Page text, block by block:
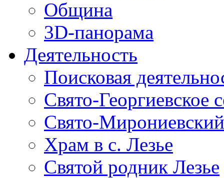
Община
3D-панорама
Деятельность
Поисковая
Свято-Георгиевское
Свято-
Храм в с. Лезье
Святой родник Лезье